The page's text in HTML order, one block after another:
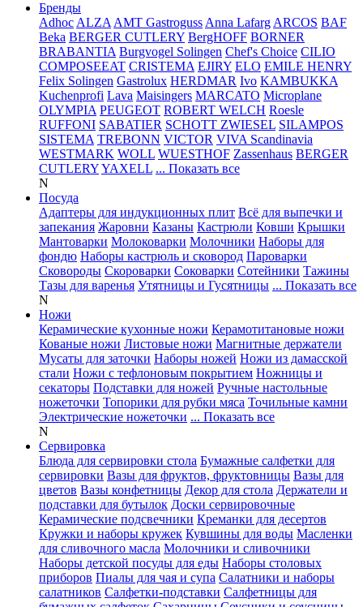
Бренды
Adhoc ALZA AMT Gastroguss Anna Lafarg ARCOS BAF
Beka BERGER CUTLERY BergHOFF BORNER
BRABANTIA Burgvogel Solingen Chef's Choice CILIO
COMPOSEEAT CRISTEMA EJIRY ELO EMILE HENRY
Felix Solingen Gastrolux HERDMAR Ivo KAMBUKKA
Kuchenprofi Lava Maisingers MARCATO Microplane
OLYMPIA PEUGEOT ROBERT WELCH Roesle
RUFFONI SABATIER SCHOTT ZWIESEL SILAMPOS
SISTEMA TREBONN VICTOR VIVA Scandinavia
WESTMARK WOLL WUESTHOF Zassenhaus BERGER
CUTLERYYAXELL ... Показать все
N
Посуда
Адаптеры для индукционных плит Всё для выпечки и
запекания Жаровни Казаны Кастрюли Ковши Крышки
Мантоварки Молоковарки Молочники Наборы для
фондю Наборы кастрюль и сковород Пароварки
Сковороды Скороварки Соковарки Сотейники Тажины
Тазы для варенья Утятницы и Гусятницы ... Показать все
N
Ножи
Керамические кухонные ножи Керамотитановые ножи
Кованые ножи Листовые ножи Магнитные держатели
Мусаты для заточки Наборы ножей Ножи из дамасской
стали Ножи с тефлоновым покрытием Ножницы и
секаторы Подставки для ножей Ручные настольные
ножеточки Топорики для рубки мяса Точильные камни
Электрические ножеточки ... Показать все
N
Сервировка
Блюда для сервировки стола Бумажные салфетки для
сервировки Вазы для фруктов, фруктовницы Вазы для
цветов Вазы конфетницы Декор для стола Держатели и
подставки для бутылок Доски сервировочные
Керамические подсвечники Креманки для десертов
Кружки и наборы кружек Кувшины для воды Масленки
для сливочного масла Молочники и сливочники
Наборы детской посуды для еды Наборы столовых
приборов Пиалы для чая и супа Салатники и наборы
салатников Салфетки-подставки Салфетницы для